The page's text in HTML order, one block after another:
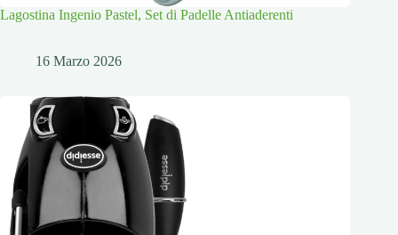
Lagostina Ingenio Pastel, Set di Padelle Antiaderenti
16 Marzo 2026